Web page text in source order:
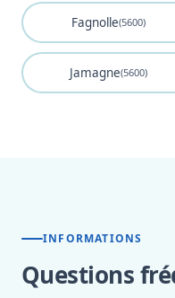
Fagnolle(5600)
Jamagne(5600)
INFORMATIONS
Questions